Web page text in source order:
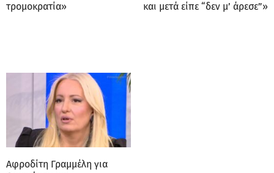
τρομοκρατία»
και μετά είπε “δεν μ’ άρεσε”»
Αφροδίτη Γραμμέλη για